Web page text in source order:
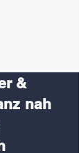
&
nah